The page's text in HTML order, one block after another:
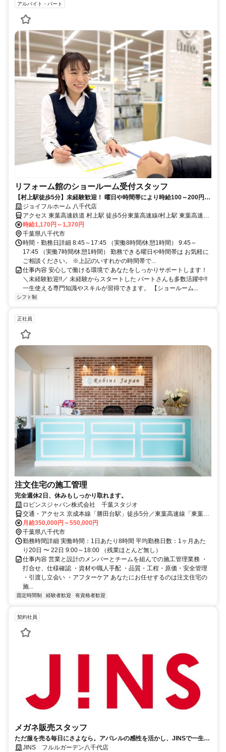
アルバイト・パート
リフォーム館のショールーム受付スタッフ
【村上駅徒歩5分】未経験歓迎！ 曜日や時間帯により時給100～200円
UP!! 知識が身に付く研修やサポート充実☆
ジョイフルホーム 八千代店
アクセス 東葉高速鉄道 村上駅 徒歩5分東葉高速線/村上駅 東葉高速線/
八千代中央駅 京成本線/勝田台駅
時給1,170円～1,370円
千葉県八千代市
時間・勤務日詳細 8:45～17:45 （実働8時間/休憩1時間） 9:45～
17:45 （実働7時間/休憩1時間） 勤務できる曜日や時間帯は お気軽に
ご相談ください。 ※上記のいすれかの時間帯で...
仕事内容 安心して働ける環境で あなたをしっかりサポートします！
＼未経験歓迎!!／ 未経験からスタートした パートさんも多数活躍中!!
一生使える専門知識やスキルが習得できます。 【ショールーム...
シフト制
正社員
注文住宅の施工管理
完全週休2日、休みもしっかり取れます。
ロビンスジャパン株式会社 千葉スタジオ
交通・アクセス 京成本線「勝田台駅」徒歩5分／東葉高速線「東葉勝
田台駅」徒歩2分
月給350,000円～550,000円
千葉県八千代市
勤務時間詳細 実働時間：1日あたり8時間 平均勤務日数：1ヶ月あた
り20日 〜 22日 9:00～18:00 （残業ほとんど無し）
仕事内容 営業と設計のメンバーとチームを組んでの施工管理業務 ・
打合せ、仕様確認 ・資材や職人手配 ・品質・工程・原価・安全管理
・引渡し立会い ・アフターケア あなたにお任せするのは注文住宅の
施...
固定時間制 経験者歓迎 有資格者歓迎
契約社員
メガネ販売スタッフ
ただ服を売る毎日にさよなら。アパレルの感性を活かし、JINSで一生モ
ノの「専門技術職」へ。
JINS フルルガーデン八千代店